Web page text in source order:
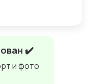
✔️
и фото